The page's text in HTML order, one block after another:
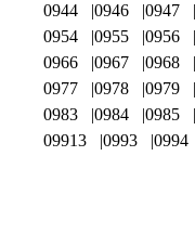
0944
0946 0947
0954
0955 0956
0966
0967 0968
0977
0978 0979
0983
0984 0985
09913
0993 0994